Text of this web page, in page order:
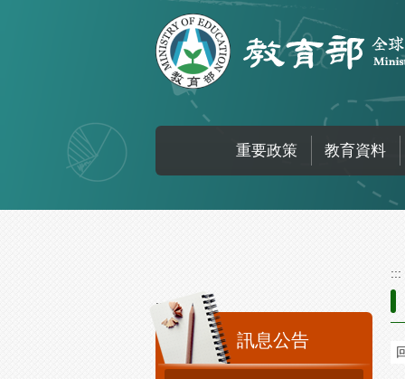
重要政策 教育資料
:::
訊息公告
:::